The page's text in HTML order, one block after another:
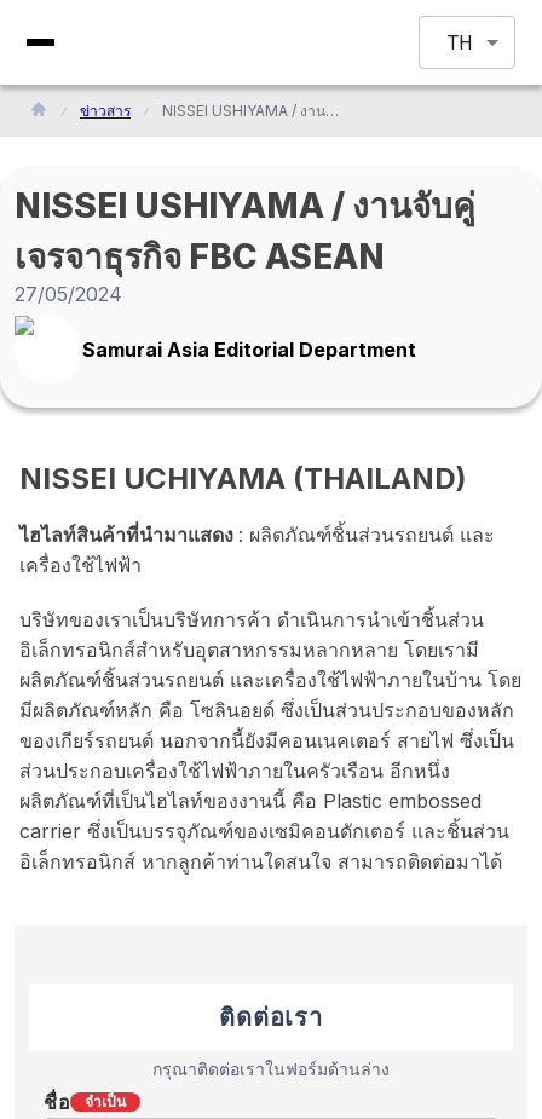
TH
ข่าวสาร NISSEI USHIYAMA / งานจับคู่เจรจาธุรกิจ FBC ASEAN
NISSEI USHIYAMA / งานจับคู่
เจรจาธุรกิจ FBC ASEAN
27/05/2024
Samurai Asia Editorial Department
NISSEI UCHIYAMA (THAILAND)
ไฮไลท์สินค้าที่นำมาแสดง : ผลิตภัณฑ์ชิ้นส่วนรถยนต์ และ
เครื่องใช้ไฟฟ้า
บริษัทของเราเป็นบริษัทการค้า ดำเนินการนำเข้าชิ้นส่วน
อิเล็กทรอนิกส์สำหรับอุตสาหกรรมหลากหลาย โดยเรามี
ผลิตภัณฑ์ชิ้นส่วนรถยนต์ และเครื่องใช้ไฟฟ้าภายในบ้าน โดย
มีผลิตภัณฑ์หลัก คือ โซลินอยด์ ซึ่งเป็นส่วนประกอบของหลัก
ของเกียร์รถยนต์ นอกจากนี้ยังมีคอนเนคเตอร์ สายไฟ ซึ่งเป็น
ส่วนประกอบเครื่องใช้ไฟฟ้าภายในครัวเรือน อีกหนึ่ง
ผลิตภัณฑ์ที่เป็นไฮไลท์ของงานนี้ คือ Plastic embossed
carrier ซึ่งเป็นบรรจุภัณฑ์ของเซมิคอนดักเตอร์ และชิ้นส่วน
อิเล็กทรอนิกส์ หากลูกค้าท่านใดสนใจ สามารถติดต่อมาได้
ติดต่อเรา
กรุณาติดต่อเราในฟอร์มด้านล่าง
ชื่อ จำเป็น